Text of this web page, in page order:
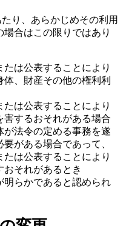
り、あらかじめその利用
合はこの限りではあり
は公表することにより
、財産その他の権利利
は公表することにより
害するおそれがある場合
が法令の定める事務を遂
がある場合であって、
は公表することにより
それがあるとき
明らかであると認められ